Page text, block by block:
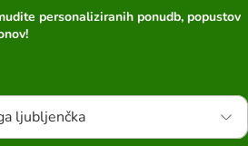
personaliziranih ponudb, popustov
ljubljenčka